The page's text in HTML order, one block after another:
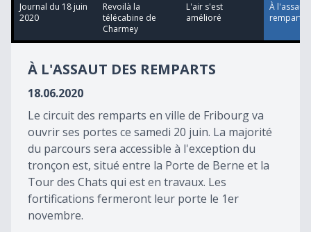
minutes,
seconds
Journal du 18 juin
2020
Revoilà la
télécabine de
Charmey
L'air s'est
amélioré
À l'assaut
remparts
À L'ASSAUT DES REMPARTS
18.06.2020
Le circuit des remparts en ville de Fribourg va
ouvrir ses portes ce samedi 20 juin. La majorité
du parcours sera accessible à l'exception du
tronçon est, situé entre la Porte de Berne et la
Tour des Chats qui est en travaux. Les
fortifications fermeront leur porte le 1er
novembre.